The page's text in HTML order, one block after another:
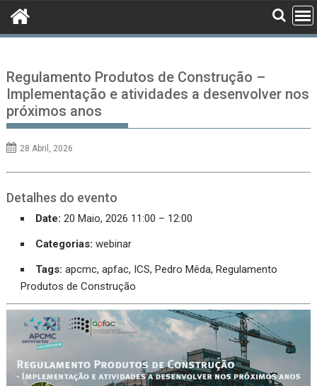
Regulamento Produtos de Construção –
Implementação e atividades a desenvolver nos
próximos anos
28 Abril, 2026
Detalhes do evento
Date: 20 Maio, 2026 11:00 – 12:00
Categorias: webinar
Tags: apcmc,apfac, ICS,Pedro Mêda,Regulamento
Produtos de Construção